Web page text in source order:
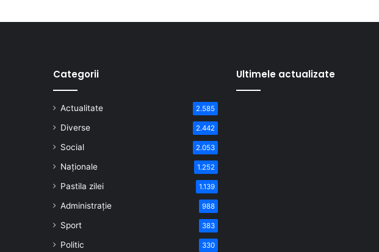
Categorii
Actualitate 2.585
Diverse 2.442
Social 2.053
Naționale 1.252
Pastila zilei 1.139
Administrație 988
Sport 383
Politic 330
Ultimele actualizate